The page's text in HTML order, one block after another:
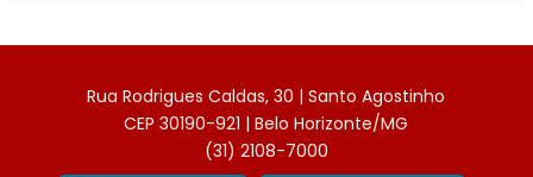
Rua Rodrigues Caldas, 30 | Santo Agostinho
CEP 30190-921 | Belo Horizonte/MG
(31) 2108-7000